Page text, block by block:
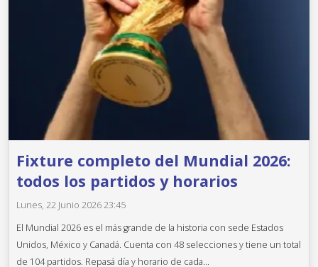
Fixture completo del Mundial 2026:
todos los partidos y horarios
Lunes, 22 Junio 2026 23:45
El Mundial 2026 es el más grande de la historia con sede Estados
Unidos, México y Canadá. Cuenta con 48 selecciones y tiene un total
de 104 partidos. Repasá día y horario de cada...